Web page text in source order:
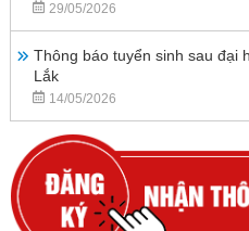
29/05/2026
Thông báo tuyển sinh sau đại
Lắk
14/05/2026